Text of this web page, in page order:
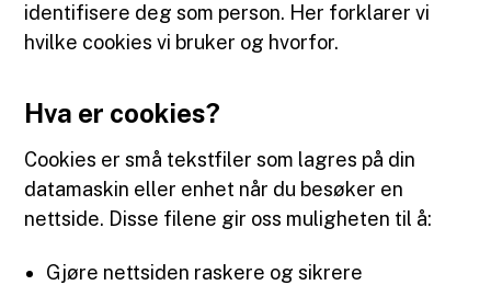
identifisere deg som person. Her forklarer vi
hvilke cookies vi bruker og hvorfor.
Hva er cookies?
Cookies er små tekstfiler som lagres på din
datamaskin eller enhet når du besøker en
nettside. Disse filene gir oss muligheten til å:
Gjøre nettsiden raskere og sikrere